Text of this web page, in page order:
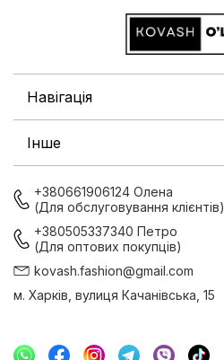
Навігація
Інше
+380661906124 Олена
(Для обслуговування клієнтів)
+380505337340 Петро
(Для оптових покупців)
kovash.fashion@gmail.com
м. Харків, вулиця Качанівська, 15